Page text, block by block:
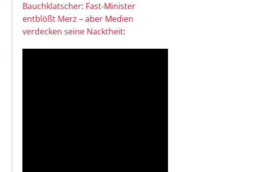
Bauchklatscher: Fast-Minister
entblößt Merz – aber Medien
verdecken seine Nacktheit: